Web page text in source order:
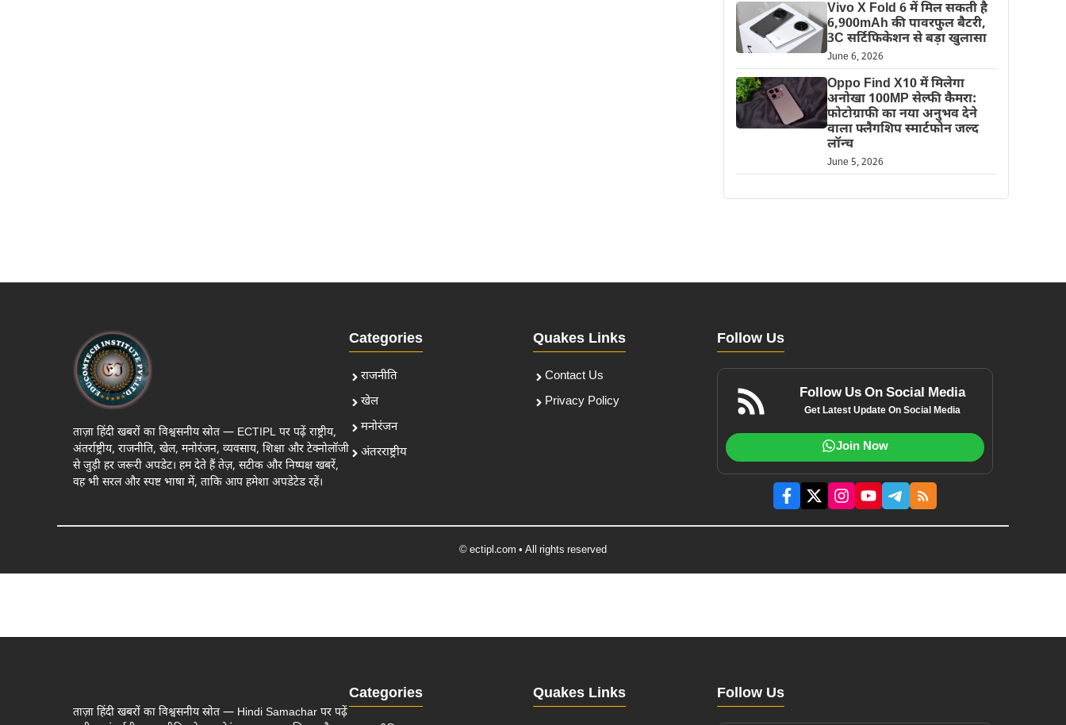
Vivo X Fold 6 में मिल सकती है
6,900mAh की पावरफुल बैटरी,
3C सर्टिफिकेशन से बड़ा खुलासा
June 6, 2026
Oppo Find X10 में मिलेगा
अनोखा 100MP सेल्फी कैमरा:
फोटोग्राफी का नया अनुभव देने
वाला फ्लैगशिप स्मार्टफोन जल्द
लॉन्च
June 5, 2026
ताज़ा हिंदी खबरों का विश्वसनीय स्रोत — ECTIPL पर पढ़ें राष्ट्रीय,
अंतर्राष्ट्रीय, राजनीति, खेल, मनोरंजन, व्यवसाय, शिक्षा और टेक्नोलॉजी
से जुड़ी हर जरूरी अपडेट। हम देते हैं तेज़, सटीक और निष्पक्ष खबरें,
वह भी सरल और स्पष्ट भाषा में, ताकि आप हमेशा अपडेटेड रहें।
Categories
राजनीति
खेल
मनोरंजन
अंतरराष्ट्रीय
Quakes Links
Contact Us
Privacy Policy
Follow Us
Follow Us On Social Media
Get Latest Update On Social Media
Join Now
© ectipl.com • All rights reserved
ताज़ा हिंदी खबरों का विश्वसनीय स्रोत — Hindi Samachar पर पढ़ें
Categories Quakes Links Follow Us